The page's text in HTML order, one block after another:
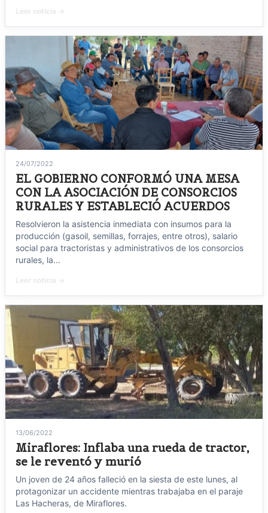
24/07/2022
EL GOBIERNO CONFORMÓ UNA MESA
CON LA ASOCIACIÓN DE CONSORCIOS
RURALES Y ESTABLECIÓ ACUERDOS
Resolvieron la asistencia inmediata con insumos para la
producción (gasoil, semillas, forrajes, entre otros), salario
social para tractoristas y administrativos de los consorcios
rurales, la...
13/06/2022
Miraflores: Inflaba una rueda de tractor,
se le reventó y murió
Un joven de 24 años falleció en la siesta de este lunes, al
protagonizar un accidente mientras trabajaba en el paraje
Las Hacheras, de Miraflores.